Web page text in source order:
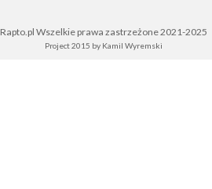
Rapto.pl Wszelkie prawa zastrzeżone 2021-2025
Project 2015 by Kamil Wyremski